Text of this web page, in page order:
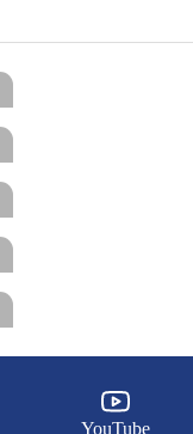
YouTube